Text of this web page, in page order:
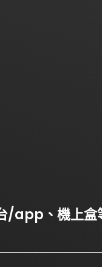
/app、機上盒